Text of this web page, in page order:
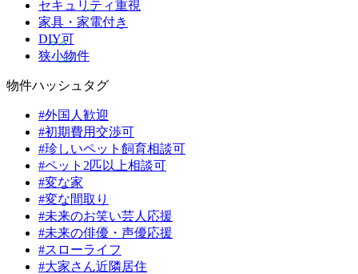
セキュリティ重視
家具・家電付き
DIY可
狭小物件
物件ハッシュタグ
#外国人歓迎
#初期費用交渉可
#珍しいペット飼育相談可
#ペット2匹以上相談可
#変な家
#変な間取り
#未来のお笑い芸人応援
#未来の俳優・声優応援
#スローライフ
#大家さん近隣居住